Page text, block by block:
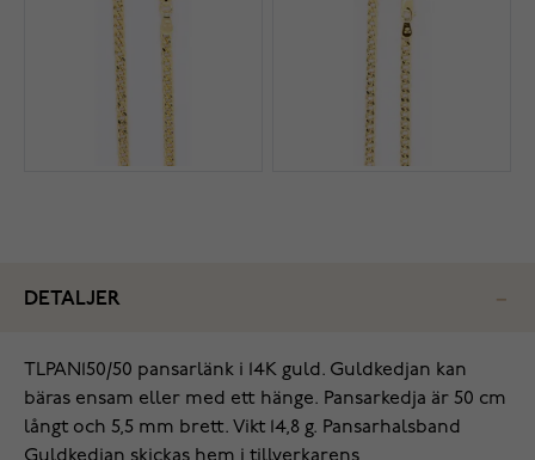
DETALJER
‌TLPAN150/50 pansarlänk i 14K guld. Guldkedjan kan
bäras ensam eller med ett hänge. Pansarkedja är 50 cm
långt och 5,5 mm brett. Vikt 14,8 g. Pansarhalsband